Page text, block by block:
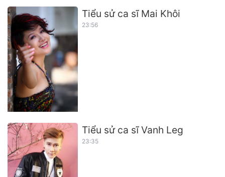
Tiểu sử ca sĩ Mai Khôi
23:56
Tiểu sử ca sĩ Vanh Leg
23:35